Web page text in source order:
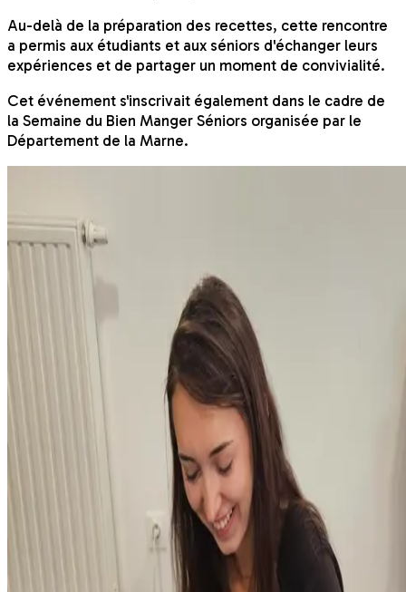
Au-delà de la préparation des recettes, cette rencontre
a permis aux étudiants et aux séniors d'échanger leurs
expériences et de partager un moment de convivialité.
Cet événement s'inscrivait également dans le cadre de
la Semaine du Bien Manger Séniors organisée par le
Département de la Marne.